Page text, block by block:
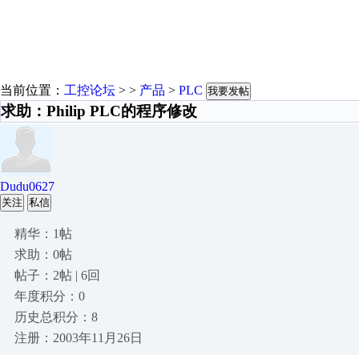
当前位置： 工控论坛 > > 产品 > PLC 我要发帖
求助：Philip PLC的程序修改
Dudu0627
关注 私信
精华：1帖
求助：0帖
帖子：2帖 | 6回
年度积分：0
历史总积分：8
注册：2003年11月26日